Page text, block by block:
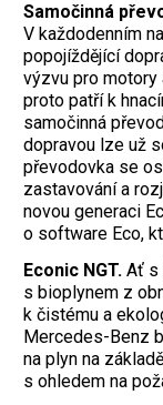
Samočinná
V každodenním
popojíždějící
výzvu pro motory
proto patří k
samočinná
dopravou lze už
převodovka se
zastavování a
novou generaci
o software Eco,
Econic NGT. Ať s
s bioplynem z
k čistému a
Mercedes-Benz
na plyn na
s ohledem na